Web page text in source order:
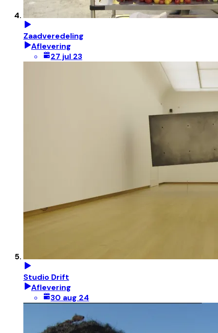
Zaadveredeling
Aflevering
27 jul 23
Studio Drift
Aflevering
30 aug 24